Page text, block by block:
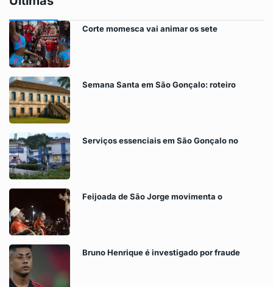
Corte momesca vai animar os sete
Semana Santa em São Gonçalo: roteiro
Serviços essenciais em São Gonçalo no
Feijoada de São Jorge movimenta o
Bruno Henrique é investigado por fraude